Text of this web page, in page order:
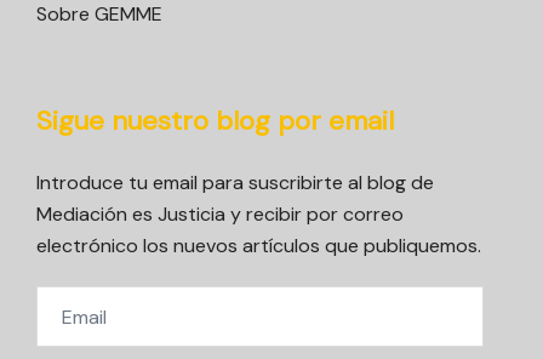
Sobre GEMME
Sigue nuestro blog por email
Introduce tu email para suscribirte al blog de
Mediación es Justicia y recibir por correo
electrónico los nuevos artículos que publiquemos.